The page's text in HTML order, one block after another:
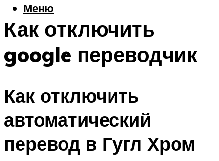
Меню
Как отключить
google переводчик
Как отключить
автоматический
перевод в Гугл Хром